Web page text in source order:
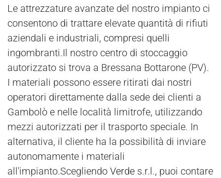
Le attrezzature avanzate del nostro impianto ci
consentono di trattare elevate quantità di rifiuti
aziendali e industriali, compresi quelli
ingombranti.Il nostro centro di stoccaggio
autorizzato si trova a Bressana Bottarone (PV).
I materiali possono essere ritirati dai nostri
operatori direttamente dalla sede dei clienti a
Gambolò e nelle località limitrofe, utilizzando
mezzi autorizzati per il trasporto speciale. In
alternativa, il cliente ha la possibilità di inviare
autonomamente i materiali
all'impianto.Scegliendo Verde s.r.l., puoi contare